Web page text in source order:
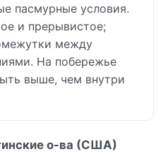
пасмурные условия.
и прерывистое;
между
На побережье
выше, чем внутри
о-ва (США)